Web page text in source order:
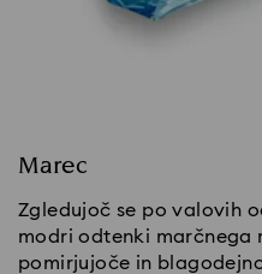
Marec
Zgledujoč se po valovih
modri odtenki marčnega
pomirjujoče in